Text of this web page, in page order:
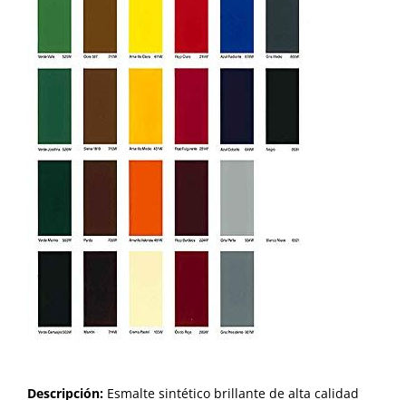
Descripción: Esmalte sintético brillante de alta calidad